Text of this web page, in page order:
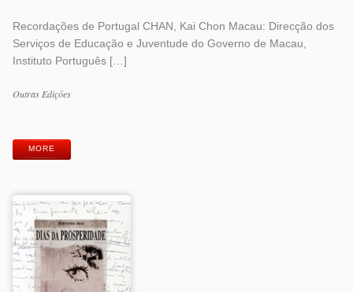
Recordações de Portugal CHAN, Kai Chon Macau: Direcção dos
Serviços de Educação e Juventude do Governo de Macau,
Instituto Português […]
Work
Outras Edições
MORE